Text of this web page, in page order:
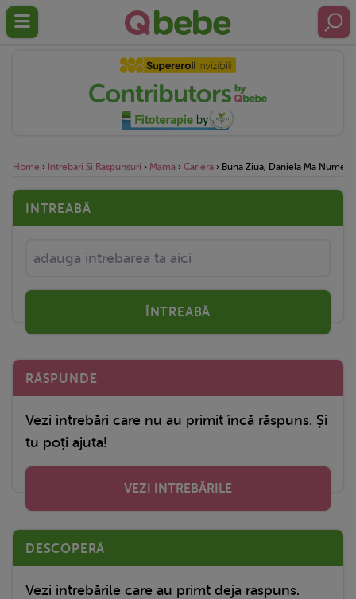
Home › Intrebari Si Raspunsuri › Mama › Cariera › Buna Ziua, Daniela Ma
INTREABĂ
ÎNTREABĂ
RĂSPUNDE
Vezi intrebări care nu au primit încă răspuns. Și
tu poți ajuta!
VEZI INTREBĂRILE
DESCOPERĂ
Vezi intrebările care au primt deja raspuns.